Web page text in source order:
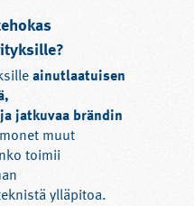
ainutlaatuisen
jatkuvaa brändin
muut
toimii
ylläpitoa.